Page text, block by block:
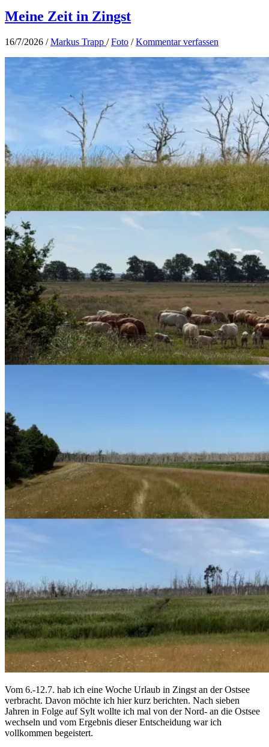
Meine Zeit in Zingst
16/7/2026 /Markus Trapp /Foto /Kommentar verfassen
Vom 6.-12.7. hab ich eine Woche Urlaub in Zingst an der Ostsee
verbracht. Davon möchte ich hier kurz berichten. Nach sieben
Jahren in Folge auf Sylt wollte ich mal von der Nord- an die Ostsee
wechseln und vom Ergebnis dieser Entscheidung war ich
vollkommen begeistert.